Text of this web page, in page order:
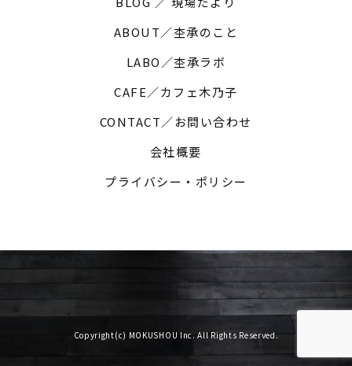
ABOUT／杢承のこと
LABO／杢承ラボ
CAFE／カフェ木乃子
CONTACT／お問い合わせ
会社概要
プライバシー・ポリシー
Copyright(c) MOKUSHOU Inc. All Rights Reserved.